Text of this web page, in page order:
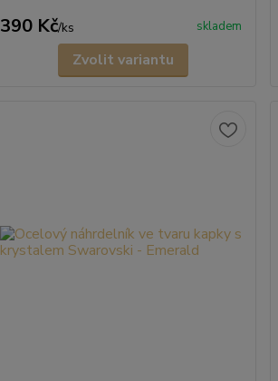
390 Kč/ks skladem
Zvolit variantu